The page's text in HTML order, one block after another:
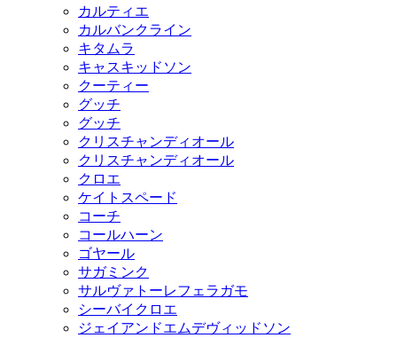
カルティエ
カルバンクライン
キタムラ
キャスキッドソン
クーティー
グッチ
グッチ
クリスチャンディオール
クリスチャンディオール
クロエ
ケイトスペード
コーチ
コールハーン
ゴヤール
サガミンク
サルヴァトーレフェラガモ
シーバイクロエ
ジェイアンドエムデヴィッドソン